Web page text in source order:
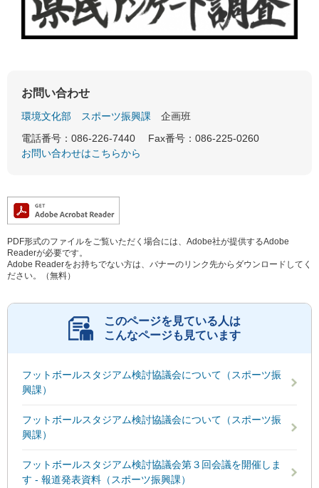
お問い合わせ
環境文化部 スポーツ振興課
企画班
電話番号：086-226-7440
Fax番号：086-225-0260
お問い合わせはこちらから
PDF形式のファイルをご覧いただく場合には、Adobe社が提供するAdobe
Readerが必要です。
Adobe Readerをお持ちでない方は、バナーのリンク先からダウンロードしてく
ださい。（無料）
このページを見ている人は
こんなページも見ています
フットボールスタジアム検討協議会について（スポーツ振
興課）
フットボールスタジアム検討協議会について（スポーツ振
興課）
フットボールスタジアム検討協議会第３回会議を開催しま
す - 報道発表資料（スポーツ振興課）